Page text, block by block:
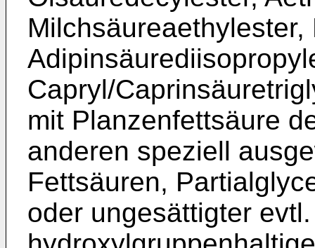
Capryl/­
mit Plan­zenfettsäure
anderen spe­ziell
Fettsäuren,
oder ungesättigter